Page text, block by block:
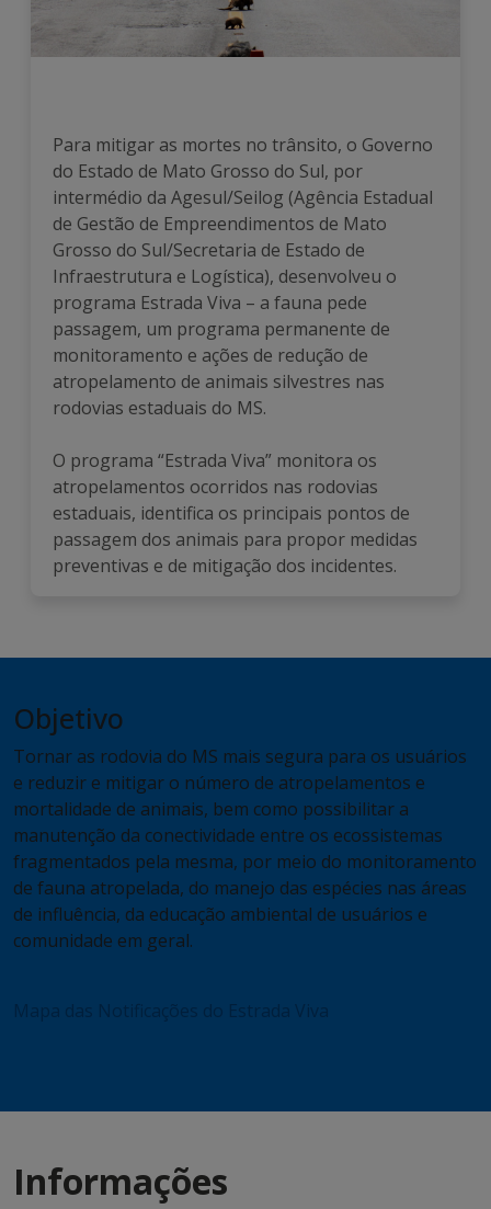
Para mitigar as mortes no trânsito, o Governo
do Estado de Mato Grosso do Sul, por
intermédio da Agesul/Seilog (Agência Estadual
de Gestão de Empreendimentos de Mato
Grosso do Sul/Secretaria de Estado de
Infraestrutura e Logística), desenvolveu o
programa Estrada Viva – a fauna pede
passagem, um programa permanente de
monitoramento e ações de redução de
atropelamento de animais silvestres nas
rodovias estaduais do MS.
O programa “Estrada Viva” monitora os
atropelamentos ocorridos nas rodovias
estaduais, identifica os principais pontos de
passagem dos animais para propor medidas
preventivas e de mitigação dos incidentes.
Objetivo
Tornar as rodovia do MS mais segura para os usuários
e reduzir e mitigar o número de atropelamentos e
mortalidade de animais, bem como possibilitar a
manutenção da conectividade entre os ecossistemas
fragmentados pela mesma, por meio do monitoramento
de fauna atropelada, do manejo das espécies nas áreas
de influência, da educação ambiental de usuários e
comunidade em geral.
Mapa das Notificações do Estrada Viva
Informações